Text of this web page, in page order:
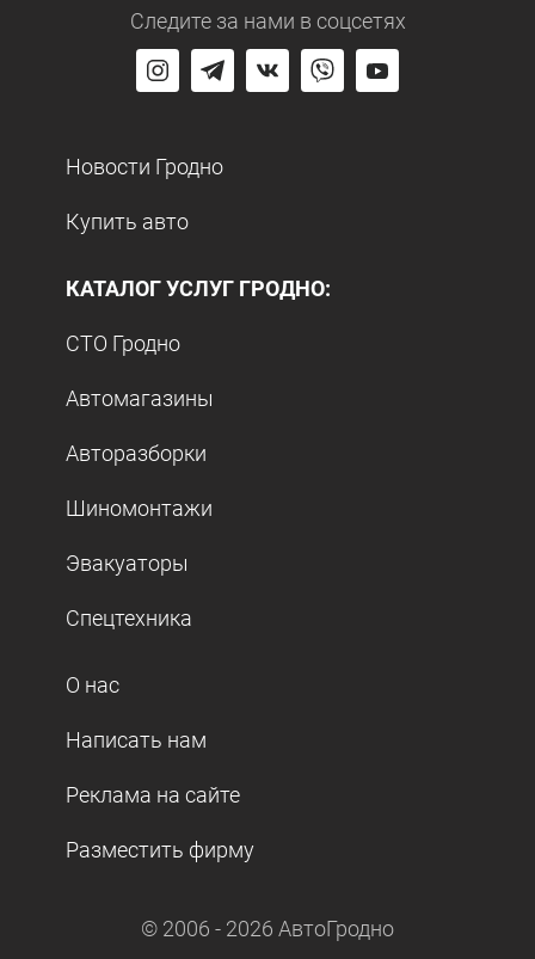
Следите за нами в соцсетях
Новости Гродно
Купить авто
КАТАЛОГ УСЛУГ ГРОДНО:
СТО Гродно
Автомагазины
Авторазборки
Шиномонтажи
Эвакуаторы
Спецтехника
О нас
Написать нам
Реклама на сайте
Разместить фирму
© 2006 - 2026 АвтоГродно